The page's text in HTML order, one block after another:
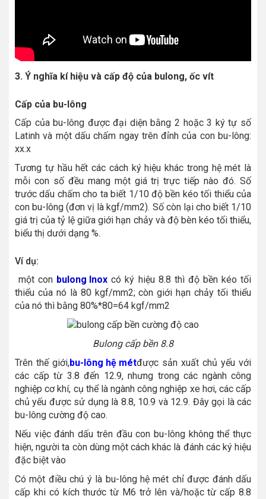
3. Ý nghĩa kí hiệu và cấp độ của bulong, ốc vít
Cấp của bu-lông
Cấp của bu-lông được đại diện bằng 2 hoặc 3 ký tự số
Latinh và một dấu chấm ngay trên đỉnh của con bu-lông:
xx.x
Tương tự hầu hết các cách ký hiệu khác trong hệ mét là
mỗi con số đều mang một giá trị trực tiếp nào đó. Số
trước dấu chấm cho ta biết 1/10 độ bền kéo tối thiểu của
con bu-lông (đơn vị là kgf/mm2). Số còn lại cho biết 1/10
giá trị của tỷ lệ giữa giới hạn chảy và độ bèn kéo tối thiểu,
biểu thị dưới dạng %.
Ví dụ:
một con bulong Inox có ký hiệu 8.8 thì độ bền kéo tối
thiểu của nó là 80 kgf/mm2; còn giới hạn chảy tối thiểu
của nó thì bằng 80%*80=64 kgf/mm2
Bulong cấp bền 8.8
Trên thế giới,bu-lông hệ métđược sản xuất chủ yếu với
các cấp từ 3.8 đến 12.9, nhưng trong các ngành công
nghiệp cơ khí, cụ thể là ngành công nghiệp xe hơi, các cấp
chủ yếu được sử dụng là 8.8, 10.9 và 12.9. Đây gọi là các
bu-lông cường độ cao.
Nếu việc đánh dấu trên đầu con bu-lông không thể thực
hiện, người ta còn dùng một cách khác là đánh các ký hiệu
đặc biệt vào
Có một điều chú ý là bu-lông hệ mét chỉ được đánh dấu
cấp khi có kích thước từ M6 trở lên và/hoặc từ cấp 8.8